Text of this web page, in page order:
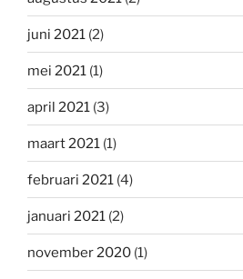
juni 2021 (2)
mei 2021 (1)
april 2021 (3)
maart 2021 (1)
februari 2021 (4)
januari 2021 (2)
november 2020 (1)